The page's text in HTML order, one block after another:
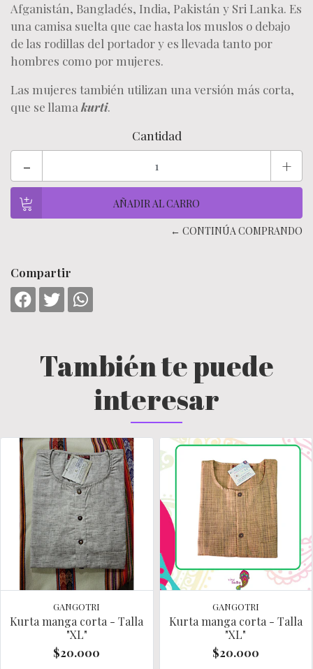
Afganistán, Bangladés, India, Pakistán y Sri Lanka. Es
una camisa suelta que cae hasta los muslos o debajo
de las rodillas del portador y es llevada tanto por
hombres como por mujeres.
Las mujeres también utilizan una versión más corta,
que se llama kurti.
Cantidad
- +
← CONTINÚA COMPRANDO
Compartir
También te puede
interesar
GANGOTRI
Kurta manga corta - Talla
"XL"
$20.000
GANGOTRI
Kurta manga corta - Talla
"XL"
$20.000